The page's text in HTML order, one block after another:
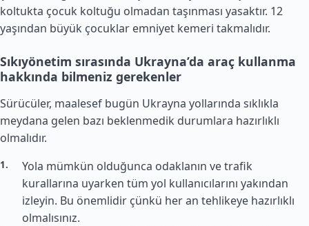
koltukta çocuk koltuğu olmadan taşınması yasaktır. 12
yaşından büyük çocuklar emniyet kemeri takmalıdır.
Sıkıyönetim sırasında Ukrayna’da araç kullanma
hakkında bilmeniz gerekenler
Sürücüler, maalesef bugün Ukrayna yollarında sıklıkla
meydana gelen bazı beklenmedik durumlara hazırlıklı
olmalıdır.
Yola mümkün olduğunca odaklanın ve trafik
kurallarına uyarken tüm yol kullanıcılarını yakından
izleyin. Bu önemlidir çünkü her an tehlikeye hazırlıklı
olmalısınız.